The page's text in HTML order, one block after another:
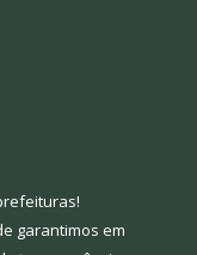
!
garantimos em